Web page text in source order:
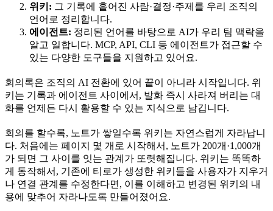
위키: 그 기록에 흩어진 사람·결정·주제를 우리 조직의
언어로 정리합니다.
에이전트: 정리된 언어를 바탕으로 AI가 우리 팀 맥락을
알고 일합니다. MCP, API, CLI 등 에이전트가 접근할 수
있는 다양한 도구들을 지원하고 있어요.
회의록은 조직의 AI 전환에 있어 끝이 아니라 시작입니다. 위
키는 기록과 에이전트 사이에서, 발화 즉시 사라져 버리는 대
화를 언제든 다시 활용할 수 있는 지식으로 남깁니다.
회의를 할수록, 노트가 쌓일수록 위키는 자연스럽게 자라납니
다. 처음에는 페이지 몇 개로 시작해서, 노트가 200개·1,000개
가 되면 그 사이를 잇는 관계가 또렷해집니다. 위키는 똑똑하
게 동작해서, 기존에 티로가 생성한 위키들을 사용자가 지우거
나 연결 관계를 수정한다면, 이를 이해하고 변경된 위키의 내
용에 맞추어 자라나도록 만들어졌어요.